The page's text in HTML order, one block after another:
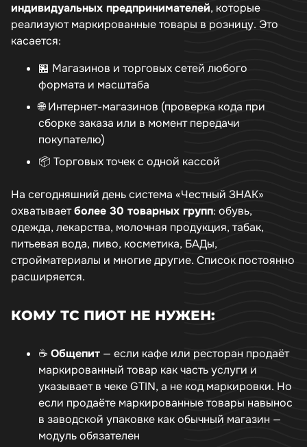
индивидуальных предпринимателей, которые
реализуют маркированные товары в розницу. Это
касается:
🏪 Магазинов и торговых сетей любого
формата и масштаба
🌐 Интернет-магазинов (проверка кода при
сборке заказа или в момент передачи
покупателю)
📦 Торговых точек с одной кассой
На сегодняшний день система «Честный ЗНАК»
охватываетболее 30 товарных групп: обувь,
одежда, лекарства, молочная продукция, табак,
питьевая вода, пиво, косметика, БАДы,
стройматериалы и многие другие. Список постоянно
расширяется.
КОМУ ТС ПИОТ НЕ НУЖЕН:
☕ Общепит — если кафе или ресторан продаёт
маркированный товар как часть услуги и
указывает в чеке GTIN, а не код маркировки. Но
если продаёте маркированные товары навынос
в заводской упаковке как обычный магазин —
модуль обязателен